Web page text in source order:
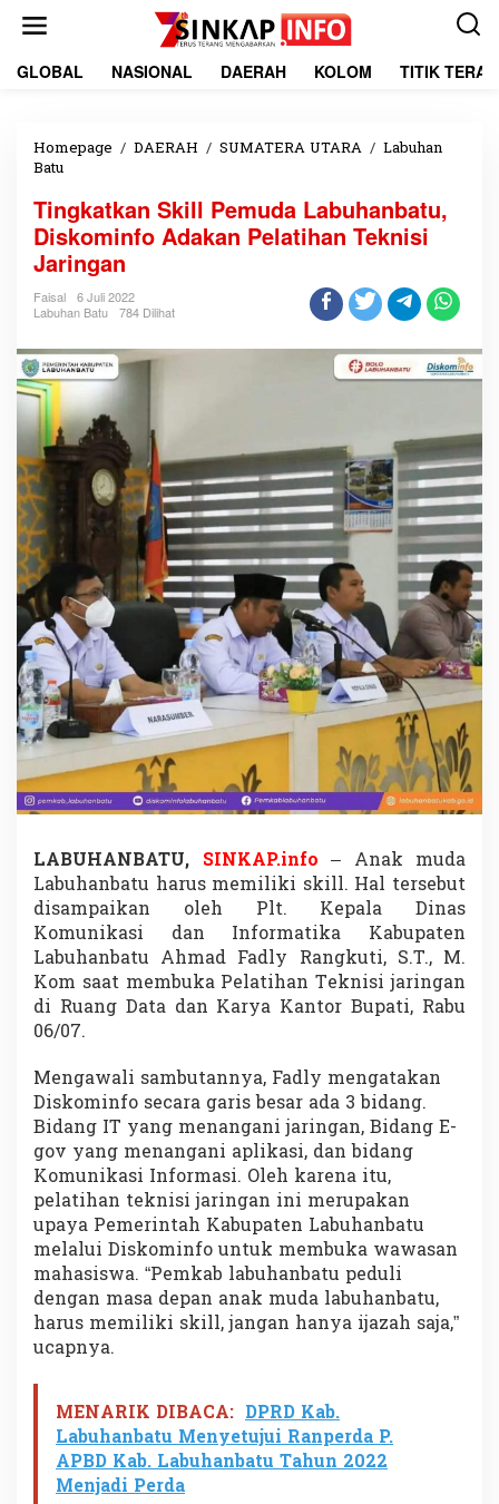
GLOBAL NASIONAL DAERAH KOLOM TITIK
Homepage / DAERAH / SUMATERA UTARA / Labuhan
Batu
n
g
k
a
t
k
n
S
k
i
l
l
e
a
L
a
b
u
h
a
n
b
a
t
u
,
i
s
k
o
m
i
n
f
o
A
a
k
a
n
P
e
l
a
t
i
h
a
n
T
e
i
s
i
J
a
Tingkatkan Skill Pemuda Labuhanbatu,
Diskominfo Adakan Pelatihan Teknisi
Jaringan
Faisal
6 Juli 2022
Labuhan Batu
784 Dilihat
LABUHANBATU, SINKAP.info – Anak muda
Labuhanbatu harus memiliki skill. Hal tersebut
disampaikan oleh Plt. Kepala Dinas
Komunikasi dan Informatika Kabupaten
Labuhanbatu Ahmad Fadly Rangkuti, S.T., M.
Kom saat membuka Pelatihan Teknisi jaringan
di Ruang Data dan Karya Kantor Bupati, Rabu
06/07.
Mengawali sambutannya, Fadly mengatakan
Diskominfo secara garis besar ada 3 bidang.
Bidang IT yang menangani jaringan, Bidang E-
gov yang menangani aplikasi, dan bidang
Komunikasi Informasi. Oleh karena itu,
pelatihan teknisi jaringan ini merupakan
upaya Pemerintah Kabupaten Labuhanbatu
melalui Diskominfo untuk membuka wawasan
mahasiswa. “Pemkab labuhanbatu peduli
dengan masa depan anak muda labuhanbatu,
harus memiliki skill, jangan hanya ijazah saja,”
ucapnya.
MENARIK DIBACA: DPRD Kab.
Labuhanbatu Menyetujui Ranperda P.
APBD Kab. Labuhanbatu Tahun 2022
Menjadi Perda